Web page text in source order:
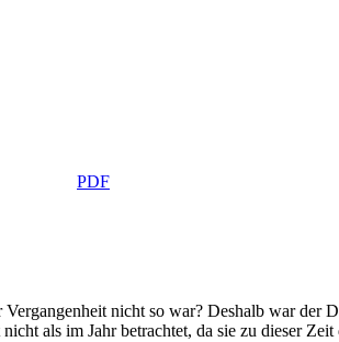
PDF
nicht so war? Deshalb war der
als im Jahr betrachtet, da sie zu dieser